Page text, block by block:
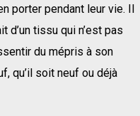
porter pendant leur vie. Il
d’un tissu qui n’est pas
du mépris à son
qu’il soit neuf ou déjà